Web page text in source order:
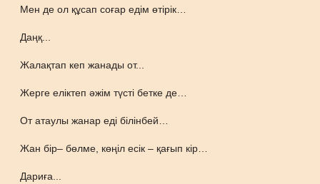
Мен де ол құсап соғар едім өтірік…
Даңқ...
Жалақтап кеп жанады от...
Жерге еліктеп әжім түсті бетке де…
От атаулы жанар еді білінбей…
Жан бір– бөлме, көңіл есік – қағып кір…
Дариға...